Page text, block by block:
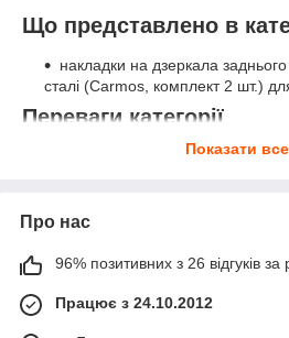
Що представлено в
накладки на дзеркала
сталі (Carmos, комплект 2 шт.)
Переваги категорії
накладки виготовлені з
хромованого декору для
кріплення на двосторонній
позиція є в наявності та
Показати все
Про нас
96% позитивних з 26 відгуків за
Працює з 24.10.2012